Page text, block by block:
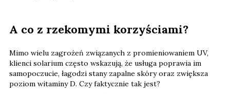
A co z rzekomymi korzyściami?
Mimo wielu zagrożeń związanych z promieniowaniem UV,
klienci solarium często wskazują, że usługa poprawia im
samopoczucie, łagodzi stany zapalne skóry oraz zwiększa
poziom witaminy D. Czy faktycznie tak jest?